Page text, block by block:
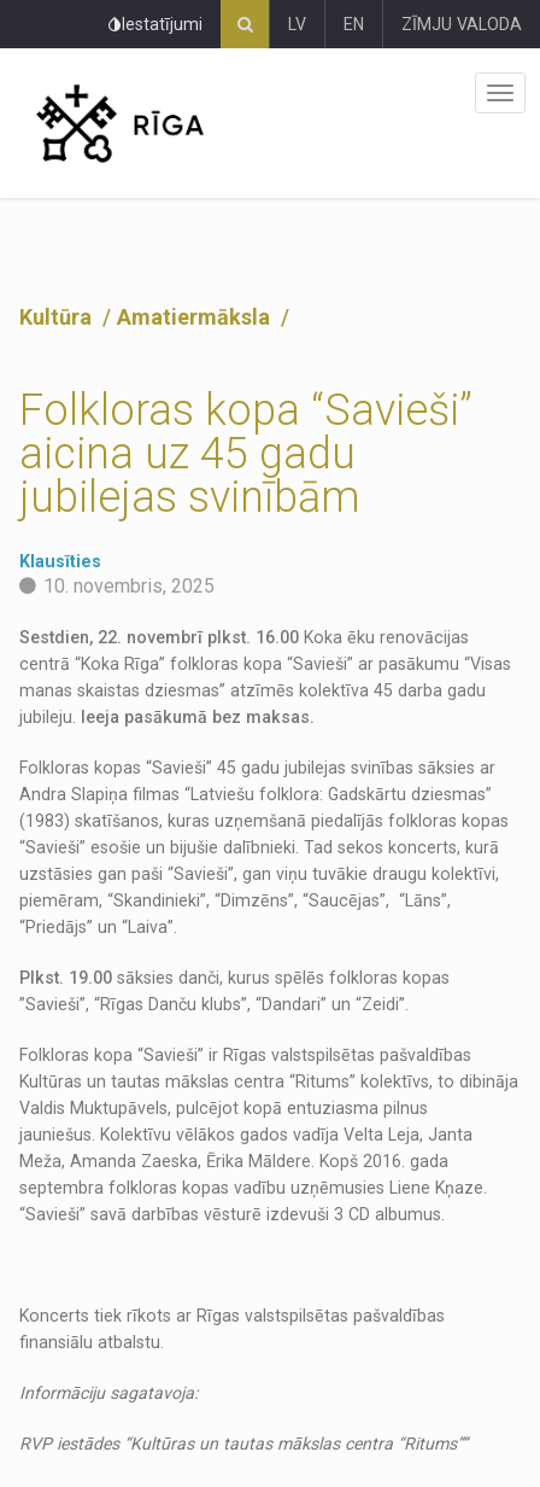
Iestatījumi LV EN ZĪMJU VALODA
Kultūra Amatiermāksla
Folkloras kopa “Savieši”
aicina uz 45 gadu
jubilejas svinībām
Klausīties
10. novembris, 2025
Sestdien, 22. novembrī plkst. 16.00 Koka ēku renovācijas
centrā “Koka Rīga” folkloras kopa “Savieši” ar pasākumu “Visas
manas skaistas dziesmas” atzīmēs kolektīva 45 darba gadu
jubileju.
Ieeja pasākumā bez maksas.
Folkloras kopas “Savieši” 45 gadu jubilejas svinības sāksies ar
Andra Slapiņa filmas “Latviešu folklora: Gadskārtu dziesmas”
(1983) skatīšanos, kuras uzņemšanā piedalījās folkloras kopas
“Savieši” esošie un bijušie dalībnieki. Tad sekos koncerts, kurā
uzstāsies gan paši “Savieši”, gan viņu tuvākie draugu kolektīvi,
piemēram, “Skandinieki”, “Dimzēns”, “Saucējas”, “Lāns”,
“Priedājs” un “Laiva”.
Plkst. 19.00sāksies danči, kurus spēlēs folkloras kopas
”Savieši”, “Rīgas Danču klubs”, “Dandari” un “Zeidi”.
Folkloras kopa “Savieši” ir Rīgas valstspilsētas pašvaldības
Kultūras un tautas mākslas centra “Ritums” kolektīvs, to dibināja
Valdis Muktupāvels, pulcējot kopā entuziasma pilnus
jauniešus. Kolektīvu vēlākos gados vadīja Velta Leja, Janta
Meža, Amanda Zaeska, Ērika Māldere. Kopš 2016. gada
septembra folkloras kopas vadību uzņēmusies Liene Kņaze.
“Savieši” savā darbības vēsturē izdevuši 3 CD albumus.
Koncerts tiek rīkots ar Rīgas valstspilsētas pašvaldības
finansiālu atbalstu.
Informāciju sagatavoja:
RVP iestādes “Kultūras un tautas mākslas centra “Ritums””